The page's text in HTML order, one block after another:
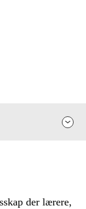
der lærere,